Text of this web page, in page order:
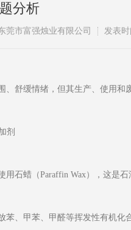
分析
莞市富强烛业有限公司 发表时
、舒缓情绪，但其生产、使用
剂
用石蜡（Paraffin Wax），这是
苯、甲苯、甲醛等挥发性有机化